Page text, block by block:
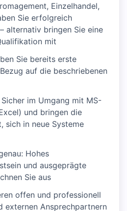
Einzelhandel,
Sie erfolgreich
alternativ bringen Sie eine
mit
Sie bereits erste
auf die beschriebenen
im Umgang mit MS-
und bringen die
sich in neue Systeme
Hohes
und ausgeprägte
Sie aus
offen und professionell
externen Ansprechpartnern